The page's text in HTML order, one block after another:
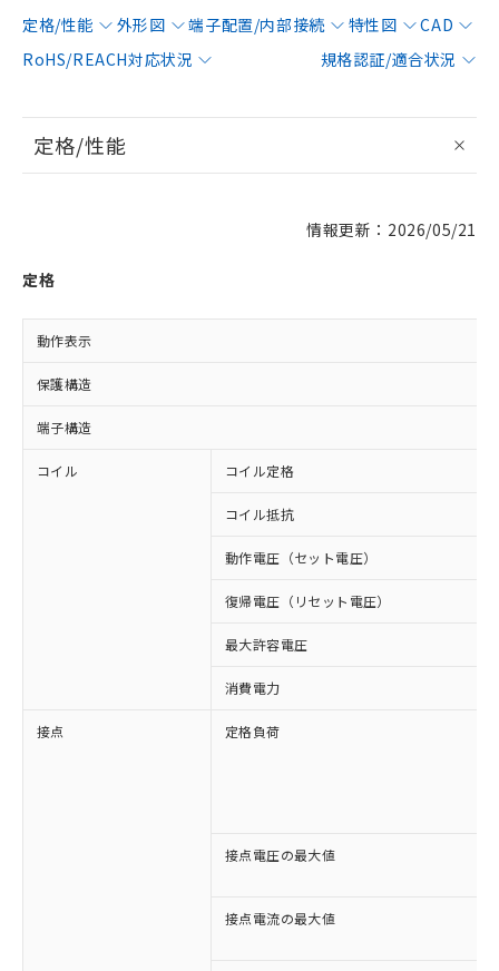
定格/性能 外形図 端子配置/内部接続 特性図
CAD
RoHS/REACH対応状況
規格認証/適合状況
定格/性能
情報更新：2026/05/21
定格
動作表示
保護構造
端子構造
コイル コイル定格
コイル抵抗
動作電圧（セット電圧）
復帰電圧（リセット電圧）
最大許容電圧
消費電力
接点 定格負荷
接点電圧の最大値
接点電流の最大値